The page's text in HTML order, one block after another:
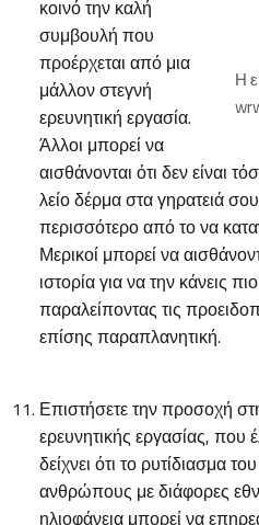
Η
κοινό την καλή
συμβουλή που
προέρχεται από μια
μάλλον στεγνή
ερευνητική εργασία.
Άλλοι μπορεί να
αισθάνονται ότι δεν είναι
λείο δέρμα στα γηρατειά
περισσότερο από το να
Μερικοί μπορεί να
ιστορία για να την κάνεις
παραλείποντας τις
επίσης παραπλανητική.
Επιστήσετε την προσοχή
ερευνητικής εργασίας, που
δείχνει ότι το ρυτίδιασμα
ανθρώπους με διάφορες
ηλιοφάνεια μπορεί να